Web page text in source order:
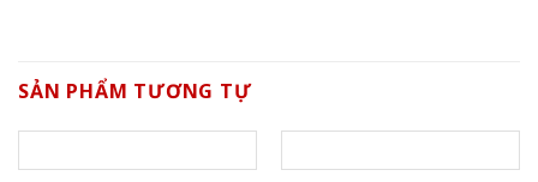
SẢN PHẨM TƯƠNG TỰ